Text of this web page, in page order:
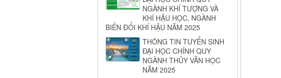
NGÀNH KHÍ TƯỢNG VÀ
KHÍ HẬU HỌC, NGÀNH
BIẾN ĐỔI KHÍ HẬU NĂM 2025
THÔNG TIN TUYỂN SINH
ĐẠI HỌC CHÍNH QUY
NGÀNH THỦY VĂN HỌC
NĂM 2025